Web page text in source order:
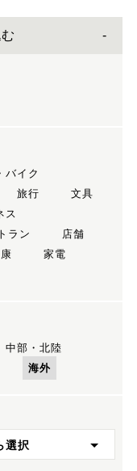
バイク
旅行
文具
ス
ラン
店舗
家電
中部・北陸
海外
選択